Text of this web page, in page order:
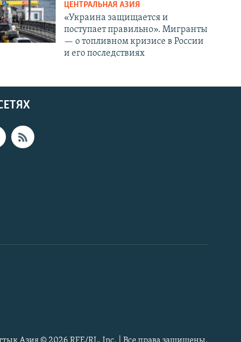
ЦЕНТРАЛЬНАЯ АЗИЯ
«Украина защищается и
поступает правильно». Мигранты
— о топливном кризисе в России
и его последствиях